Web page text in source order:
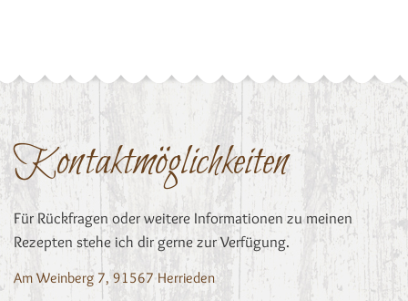
Kontaktmöglichkeiten
Für Rückfragen oder weitere Informationen zu meinen
Rezepten stehe ich dir gerne zur Verfügung.
Am Weinberg 7, 91567 Herrieden